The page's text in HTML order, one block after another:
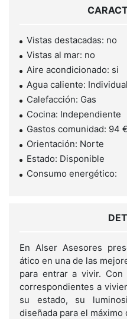
Vistas destacadas: no
Vistas al mar: no
Aire acondicionado: si
Agua caliente: Individual
Calefacción: Gas
Cocina: Independiente
Gastos comunidad: 94
Orientación: Norte
Estado: Disponible
Consumo energético:
En Alser Asesores
ático en una de las
para entrar a vivir. Con
correspondientes a
su estado, su
diseñada para el máximo